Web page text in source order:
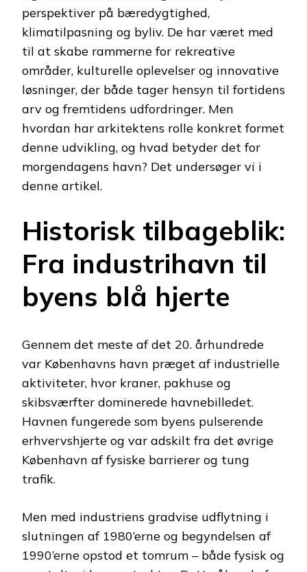
perspektiver på bæredygtighed,
klimatilpasning og byliv. De har været med
til at skabe rammerne for rekreative
områder, kulturelle oplevelser og innovative
løsninger, der både tager hensyn til fortidens
arv og fremtidens udfordringer. Men
hvordan har arkitektens rolle konkret formet
denne udvikling, og hvad betyder det for
morgendagens havn? Det undersøger vi i
denne artikel.
Historisk tilbageblik:
Fra industrihavn til
byens blå hjerte
Gennem det meste af det 20. århundrede
var Københavns havn præget af industrielle
aktiviteter, hvor kraner, pakhuse og
skibsværfter dominerede havnebilledet.
Havnen fungerede som byens pulserende
erhvervshjerte og var adskilt fra det øvrige
København af fysiske barrierer og tung
trafik.
Men med industriens gradvise udflytning i
slutningen af 1980’erne og begyndelsen af
1990’erne opstod et tomrum – både fysisk og